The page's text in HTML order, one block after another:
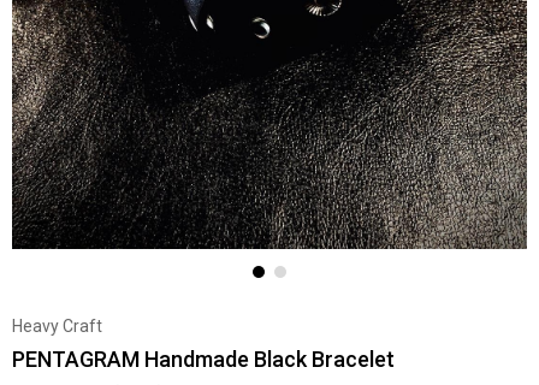
Heavy Craft
PENTAGRAM Handmade Black Bracelet